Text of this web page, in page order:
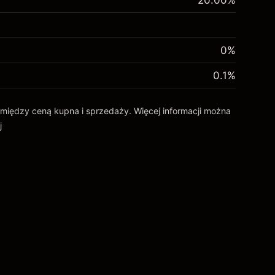
0%
0.1%
ceną kupna i sprzedaży. Więcej informacji można